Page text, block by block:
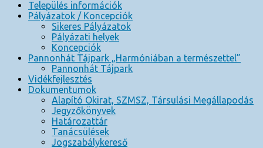
Település információk
Pályázatok / Koncepciók
Sikeres Pályázatok
Pályázati helyek
Koncepciók
Pannonhát Tájpark „Harmóniában a természettel”
Pannonhát Tájpark
Vidékfejlesztés
Dokumentumok
Alapító Okirat, SZMSZ, Társulási Megállapodás
Jegyzőkönyvek
Határozattár
Tanácsülések
Jogszabálykereső